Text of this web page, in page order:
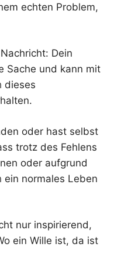
echten Problem,
Dein
Sache und kann mit
dieses
oder hast selbst
trotz des Fehlens
oder aufgrund
ein normales Leben
nur inspirierend,
ein Wille ist, da ist